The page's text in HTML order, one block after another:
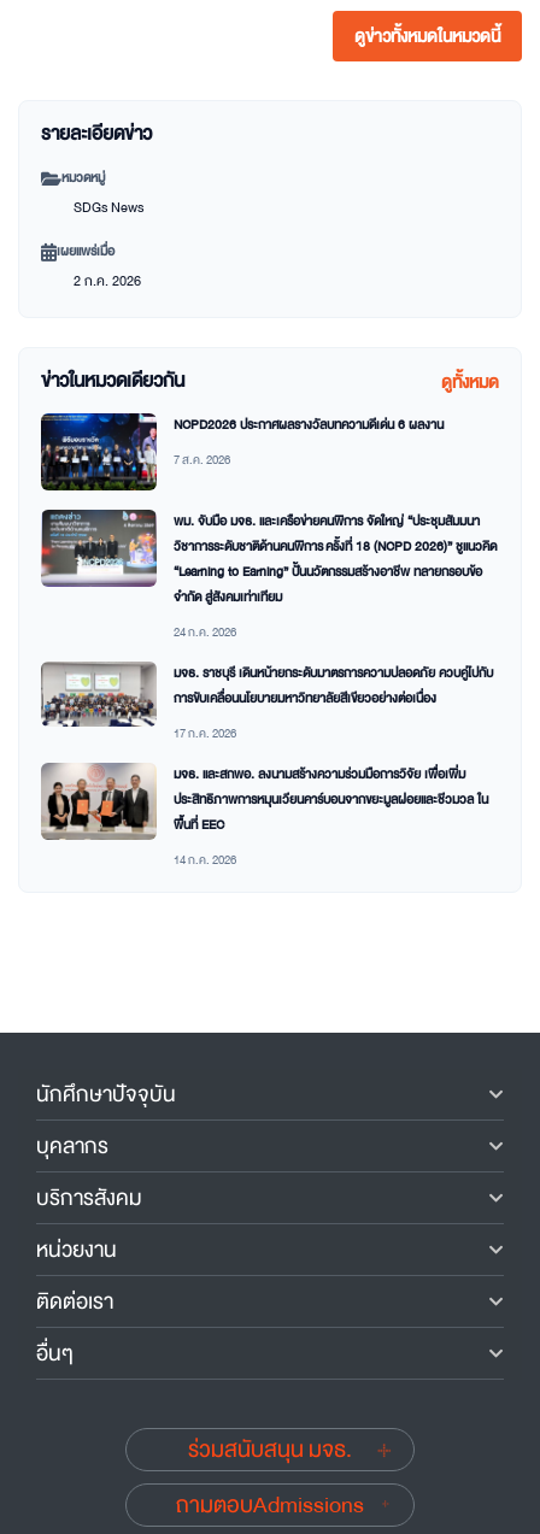
ดูข่าวทั้งหมดในหมวดนี้
รายละเอียดข่าว
หมวดหมู่
SDGs News
เผยแพร่เมื่อ
2 ก.ค. 2026
ข่าวในหมวดเดียวกัน ดูทั้งหมด
NCPD2026 ประกาศผลรางวัลบทความดีเด่น 6 ผลงาน
7 ส.ค. 2026
พม. จับมือ มจธ. และเครือข่ายคนพิการ จัดใหญ่ “ประชุมสัมมนา
วิชาการระดับชาติด้านคนพิการ ครั้งที่ 18 (NCPD 2026)” ชูแนวคิด
“Learning to Earning” ปั้นนวัตกรรมสร้างอาชีพ ทลายกรอบข้อ
จำกัด สู่สังคมเท่าเทียม
24 ก.ค. 2026
มจธ. ราชบุรี เดินหน้ายกระดับมาตรการความปลอดภัย ควบคู่ไปกับ
การขับเคลื่อนนโยบายมหาวิทยาลัยสีเขียวอย่างต่อเนื่อง
17 ก.ค. 2026
มจธ. และสกพอ. ลงนามสร้างความร่วมมือการวิจัย เพื่อเพิ่ม
ประสิทธิภาพการหมุนเวียนคาร์บอนจากขยะมูลฝอยและชีวมวล ใน
พื้นที่ EEC
14 ก.ค. 2026
นักศึกษาปัจจุบัน
บุคลากร
บริการสังคม
หน่วยงาน
ติดต่อเรา
อื่นๆ
ร่วมสนับสนุน มจธ.
ถามตอบAdmissions